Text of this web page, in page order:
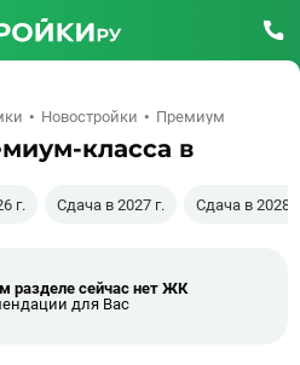
Новостройки Премиум
класса в
г. Сдача в 2027 г. Сдача в 2028
разделе сейчас нет ЖК
для Вас